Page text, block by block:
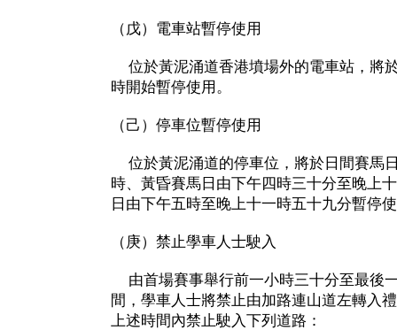
（戊）電車站暫停使用
位於黃泥涌道香港墳場外的電車站，將
時開始暫停使用。
（己）停車位暫停使用
位於黃泥涌道的停車位，將於日間賽馬
時、黃昏賽馬日由下午四時三十分至晚上
日由下午五時至晚上十一時五十九分暫停
（庚）禁止學車人士駛入
由首場賽事舉行前一小時三十分至最後
間，學車人士將禁止由加路連山道左轉入
上述時間內禁止駛入下列道路：